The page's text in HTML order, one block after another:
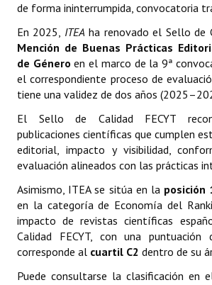
de forma ininterrumpida, convocatoria
En 2025, ITEA ha renovado el Sello de
Mención de Buenas Prácticas
de Género en el marco de la 9ª
el correspondiente proceso de
tiene una validez de dos años
El Sello de Calidad FECYT
publicaciones científicas que cumplen
editorial, impacto y visibilidad,
evaluación alineados con las prácticas
Asimismo, ITEA se sitúa en la posición
en la categoría de Economía del
impacto de revistas científicas
Calidad FECYT, con una puntuación
corresponde al cuartil C2 dentro de su
Puede consultarse la clasificación en